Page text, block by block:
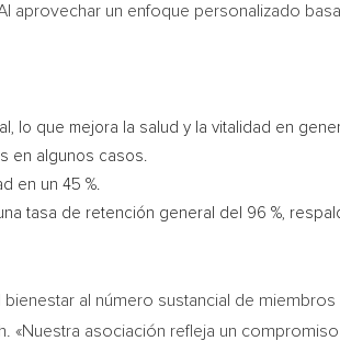
aprovechar un enfoque personalizado
lo que mejora la salud y la vitalidad en
en algunos casos.
en un 45 %.
tasa de retención general del 96 %,
al número sustancial de miembros
«Nuestra asociación refleja un compromiso